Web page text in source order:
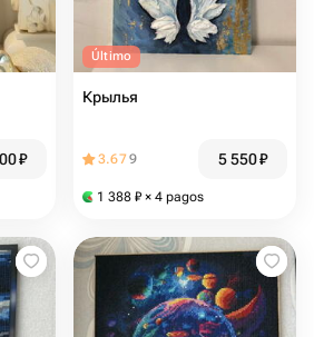
₽
Último
Крылья
3.679 5 550₽
1 388 ₽ × 4 pagos